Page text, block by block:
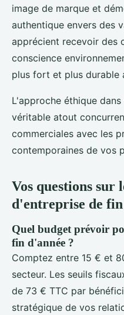
image de marque et
authentique envers des
apprécient recevoir des
conscience
plus fort et plus durable
L'approche éthique
véritable atout
commerciales avec les
contemporaines de vos
Vos questions sur
d'entreprise de
Quel budget prévoir
fin d'année ?
Comptez entre 15 € et
secteur. Les seuils
de 73 € TTC par
stratégique de vos